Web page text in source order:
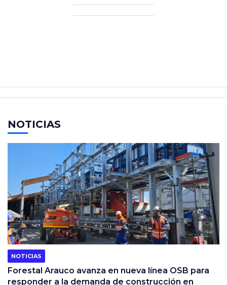
NOTICIAS
NOTICIAS
Forestal Arauco avanza en nueva línea OSB para
responder a la demanda de construcción en